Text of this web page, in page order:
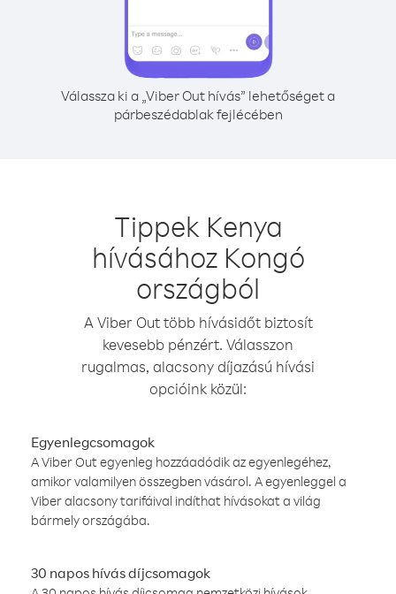
Válassza ki a „Viber Out hívás” lehetőséget a
párbeszédablak fejlécében
Tippek Kenya
hívásához Kongó
országból
A Viber Out több hívásidőt biztosít
kevesebb pénzért. Válasszon
rugalmas, alacsony díjazású hívási
opcióink közül:
Egyenlegcsomagok
A Viber Out egyenleg hozzáadódik az egyenlegéhez,
amikor valamilyen összegben vásárol. A egyenleggel a
Viber alacsony tarifáival indíthat hívásokat a világ
bármely országába.
30 napos hívás díjcsomagok